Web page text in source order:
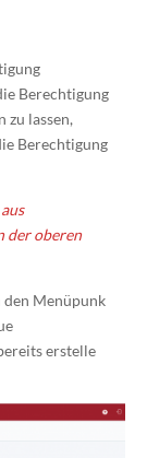
Berechtigung
zu lassen,
Berechtigung
der oberen
den Menüpunk
erstelle